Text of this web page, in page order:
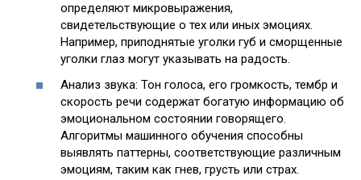
определяют микровыражения,
свидетельствующие о тех или иных эмоциях.
Например, приподнятые уголки губ и сморщенные
уголки глаз могут указывать на радость.
Анализ звука: Тон голоса, его громкость, тембр и
скорость речи содержат богатую информацию об
эмоциональном состоянии говорящего.
Алгоритмы машинного обучения способны
выявлять паттерны, соответствующие различным
эмоциям, таким как гнев, грусть или страх.